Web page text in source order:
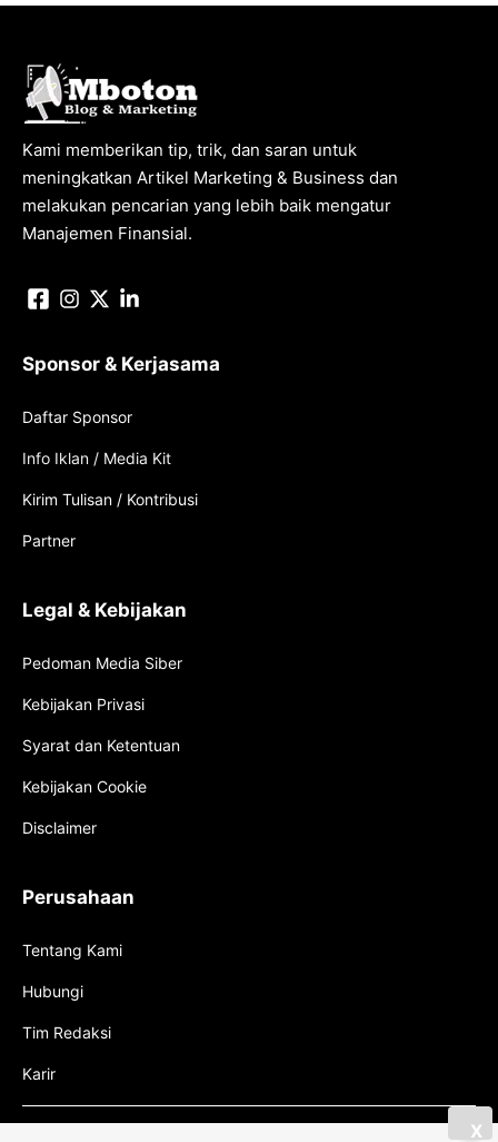
Kami memberikan tip, trik, dan saran untuk
meningkatkan Artikel Marketing & Business dan
melakukan pencarian yang lebih baik mengatur
Manajemen Finansial.
Sponsor & Kerjasama
Daftar Sponsor
Info Iklan / Media Kit
Kirim Tulisan / Kontribusi
Partner
Legal & Kebijakan
Pedoman Media Siber
Kebijakan Privasi
Syarat dan Ketentuan
Kebijakan Cookie
Disclaimer
Perusahaan
Tentang Kami
Hubungi
Tim Redaksi
Karir
X